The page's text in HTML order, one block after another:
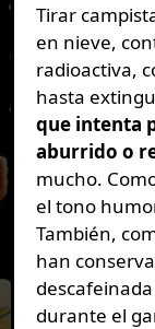
Tirar
en nieve,
radioactiva,
hasta
que intenta
aburrido o
mucho.
el tono
También,
han
durante el